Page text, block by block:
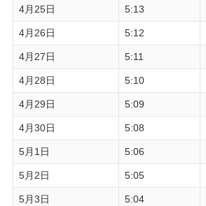
4月25日 5:13
4月26日 5:12
4月27日 5:11
4月28日 5:10
4月29日 5:09
4月30日 5:08
5月1日 5:06
5月2日 5:05
5月3日 5:04